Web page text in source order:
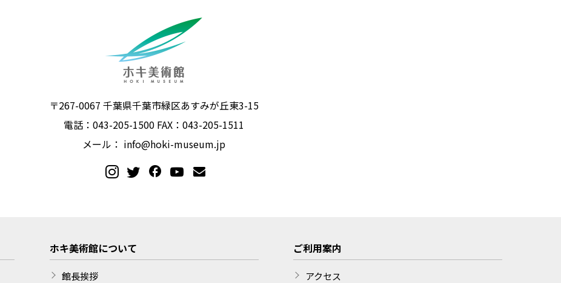
〒267-0067 千葉県千葉市緑区あすみが丘東3-15
電話：043-205-1500 FAX：043-205-1511
メール： info@hoki-museum.jp
ホキ美術館について
館長挨拶
ご利用案内
アクセス